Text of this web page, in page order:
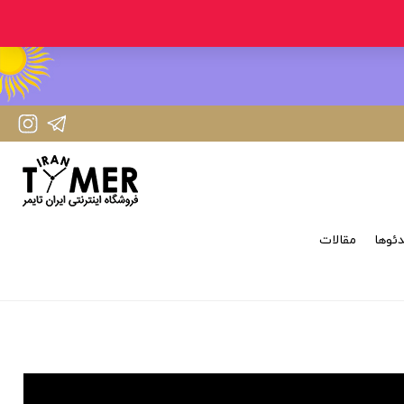
IranTimer Instagram Page
مقالات